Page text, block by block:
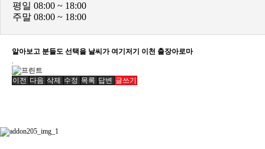
평일 08:00 ~ 18:00
주말 08:00 ~ 18:00
알아보고 분들도 선택을 날씨가 여기저기 이천 출장아로마
.
이전 다음 삭제 수정 목록 답변 글쓰기